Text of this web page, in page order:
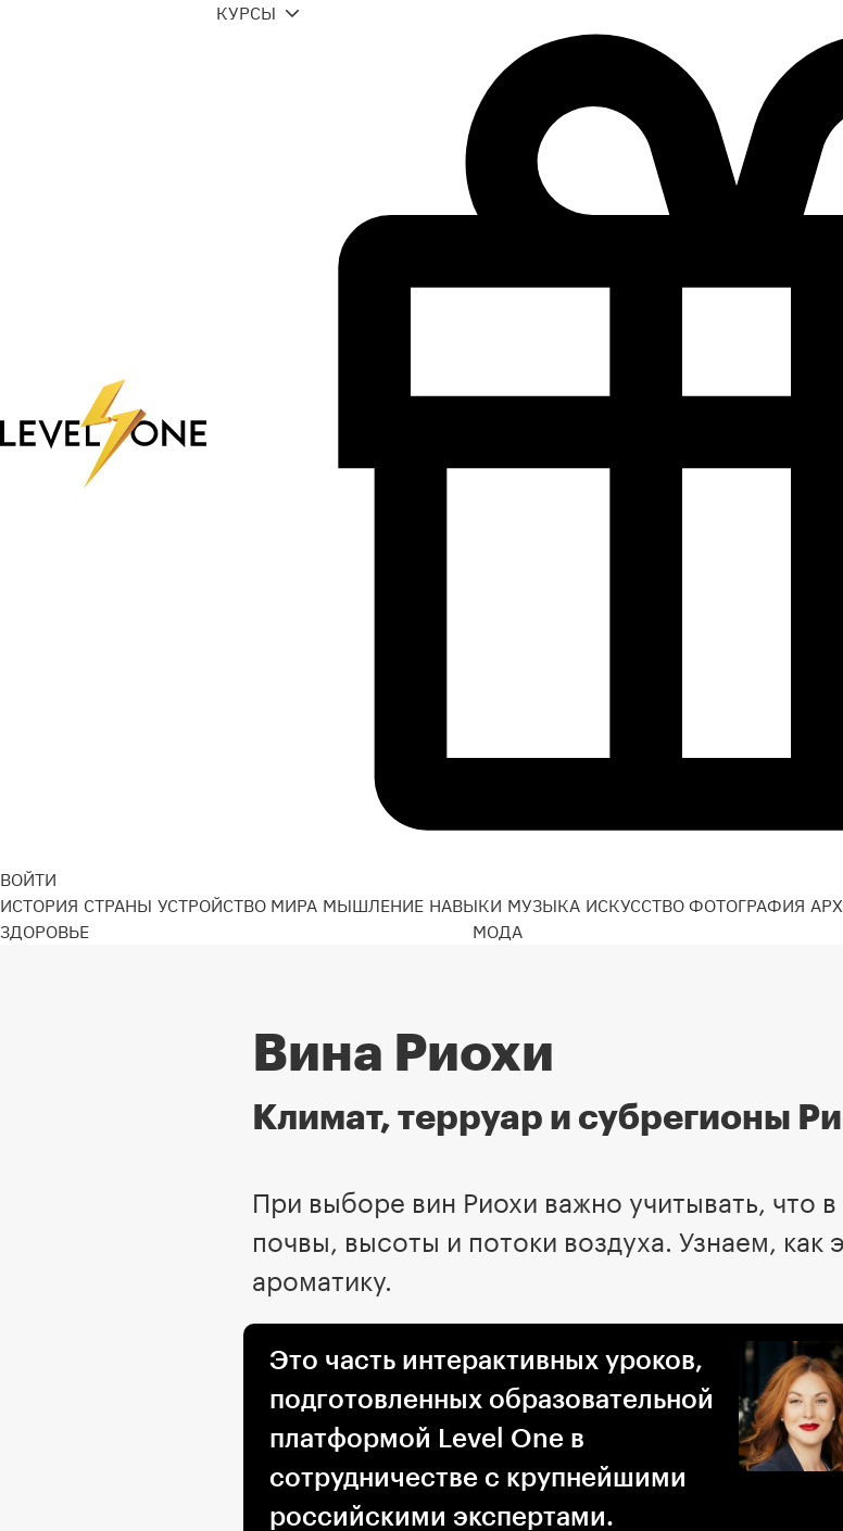
ВОЙТИ
КУРСЫ
ИСТОРИЯ СТРАНЫ УСТРОЙСТВО МИРА МЫШЛЕНИЕ НАВЫКИ МУЗЫКА ИСКУССТВО ФОТОГРАФИЯ
ЗДОРОВЬЕ
МОДА
Вина Риохи
Климат, терруар и субрегионы
При выборе вин Риохи важно учитывать, что
почвы, высоты и потоки воздуха. Узнаем, как
ароматику.
Это часть интерактивных уроков,
подготовленных образовательной
платформой Level One в
сотрудничестве с крупнейшими
российскими экспертами.